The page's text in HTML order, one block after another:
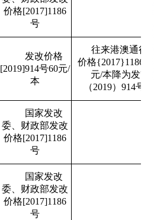
价格[2017]1186
号
发改价格
[2019]914号60元/
本
往来港澳通行
价格{2017}1186
元/本降为发改
（2019）914号
国家发改
委、财政部发改
价格[2017]1186
号
国家发改
委、财政部发改
价格[2017]1186
号